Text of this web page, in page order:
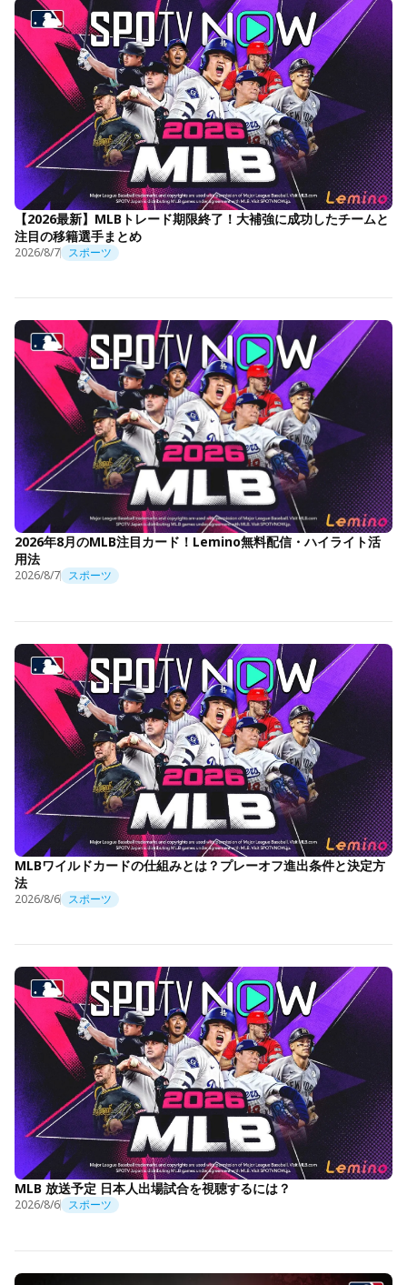
【2026最新】MLBトレード期限終了！大補強に成功したチームと
注目の移籍選手まとめ
2026/8/7 スポーツ
2026年8月のMLB注目カード！Lemino無料配信・ハイライト活
用法
2026/8/7 スポーツ
MLBワイルドカードの仕組みとは？プレーオフ進出条件と決定方
法
2026/8/6 スポーツ
MLB 放送予定 日本人出場試合を視聴するには？
2026/8/6 スポーツ